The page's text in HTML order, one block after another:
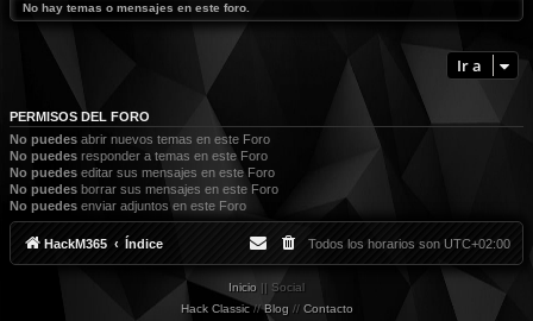
No hay temas o mensajes en este foro.
Ir a
PERMISOS DEL FORO
No puedes abrir nuevos temas en este Foro
No puedes responder a temas en este Foro
No puedes editar sus mensajes en este Foro
No puedes borrar sus mensajes en este Foro
No puedes enviar adjuntos en este Foro
HackM365 Índice Todos los horarios son UTC+02:00
Inicio || Social
Hack Classic//Blog // Contacto